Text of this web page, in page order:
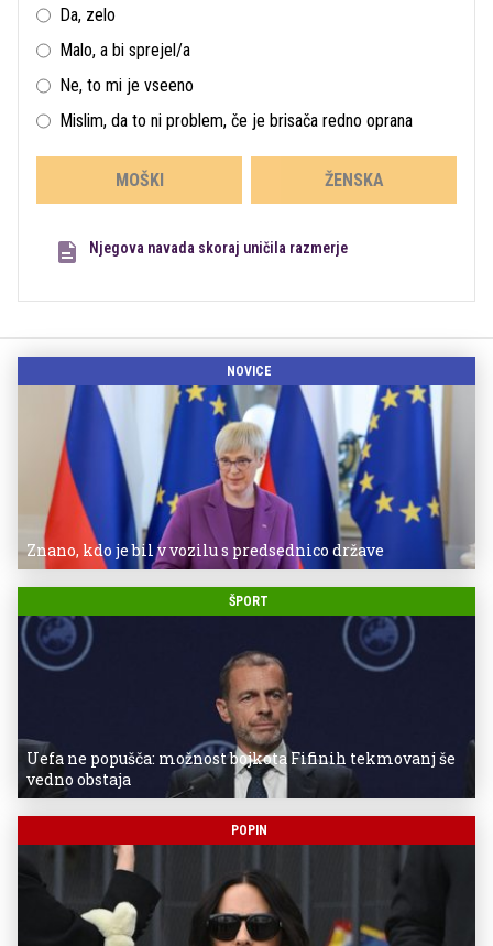
Da, zelo
Malo, a bi sprejel/a
Ne, to mi je vseeno
Mislim, da to ni problem, če je brisača redno oprana
MOŠKI ŽENSKA
Njegova navada skoraj uničila razmerje
NOVICE
Znano, kdo je bil v vozilu s predsednico države
ŠPORT
Uefa ne popušča: možnost bojkota Fifinih tekmovanj še
vedno obstaja
POPIN